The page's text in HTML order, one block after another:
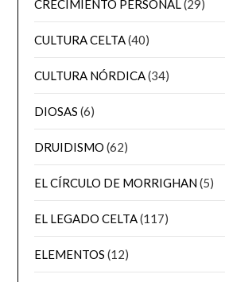
CRECIMIENTO PERSONAL(29)
CULTURA CELTA(40)
CULTURA NÓRDICA(34)
DIOSAS (6)
DRUIDISMO (62)
EL CÍRCULO DE MORRIGHAN(5)
EL LEGADO CELTA(117)
ELEMENTOS (12)